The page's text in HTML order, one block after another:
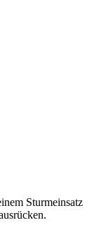
Sturmeinsatz